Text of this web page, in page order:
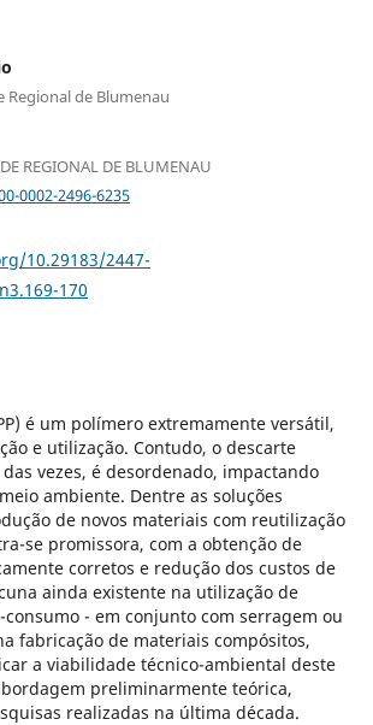
Regional de Blumenau
REGIONAL DE BLUMENAU
0002-2496-6235
10.29183/2447-
170
é um polímero extremamente versátil,
e utilização. Contudo, o descarte
vezes, é desordenado, impactando
ambiente. Dentre as soluções
de novos materiais com reutilização
se promissora, com a obtenção de
corretos e redução dos custos de
ainda existente na utilização de
- em conjunto com serragem ou
fabricação de materiais compósitos,
a viabilidade técnico-ambiental deste
preliminarmente teórica,
realizadas na última década.